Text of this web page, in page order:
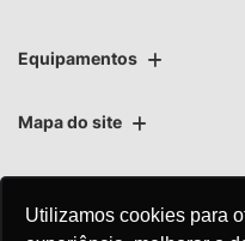
Utilizamos cookies para
Mapa do site